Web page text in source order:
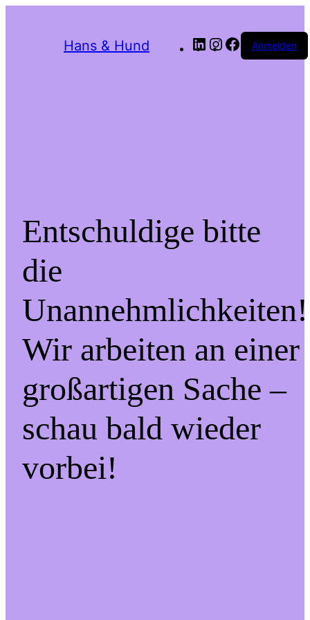
Hans & Hund LinkedInInstagram
Facebook
Anmelden
Entschuldige bitte
die
Unannehmlichkeiten!
Wir arbeiten an einer
großartigen Sache –
schau bald wieder
vorbei!